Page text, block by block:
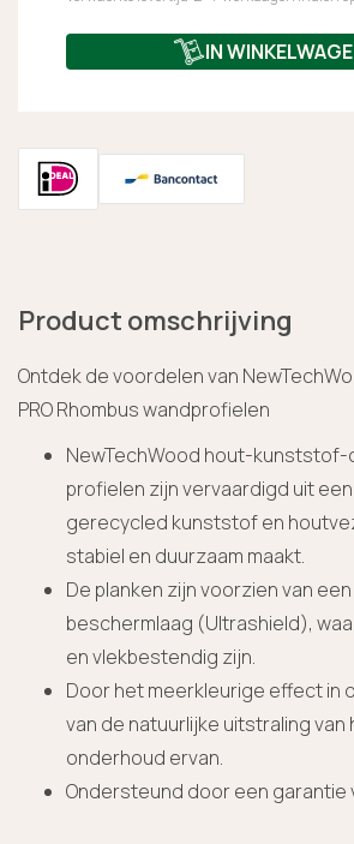
IN
Product omschrijving
Ontdek de voordelen van
PRO Rhombus wandprofielen
NewTechWood hout-
profielen zijn vervaardigd uit een
gerecycled kunststof en
stabiel en duurzaam maakt.
De planken zijn voorzien van
beschermlaag (Ultrashield),
en vlekbestendig zijn.
Door het meerkleurige effect in
van de natuurlijke uitstraling
onderhoud ervan.
Ondersteund door een garantie